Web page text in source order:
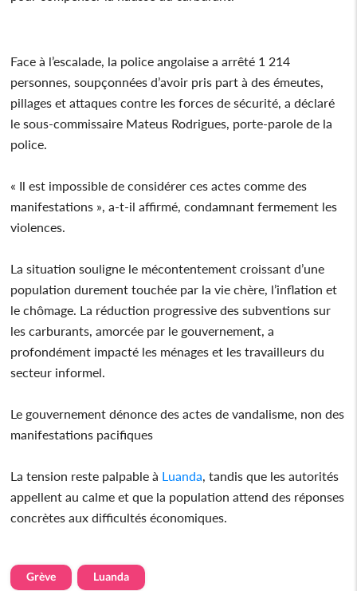
Face à l’escalade, la police angolaise a arrêté 1 214
personnes, soupçonnées d’avoir pris part à des émeutes,
pillages et attaques contre les forces de sécurité, a déclaré
le sous-commissaire Mateus Rodrigues, porte-parole de la
police.
« Il est impossible de considérer ces actes comme des
manifestations », a-t-il affirmé, condamnant fermement les
violences.
La situation souligne le mécontentement croissant d’une
population durement touchée par la vie chère, l’inflation et
le chômage. La réduction progressive des subventions sur
les carburants, amorcée par le gouvernement, a
profondément impacté les ménages et les travailleurs du
secteur informel.
Le gouvernement dénonce des actes de vandalisme, non des
manifestations pacifiques
La tension reste palpable à Luanda , tandis que les autorités
appellent au calme et que la population attend des réponses
concrètes aux difficultés économiques.
Grève Luanda